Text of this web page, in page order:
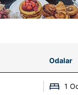
Odalar
1